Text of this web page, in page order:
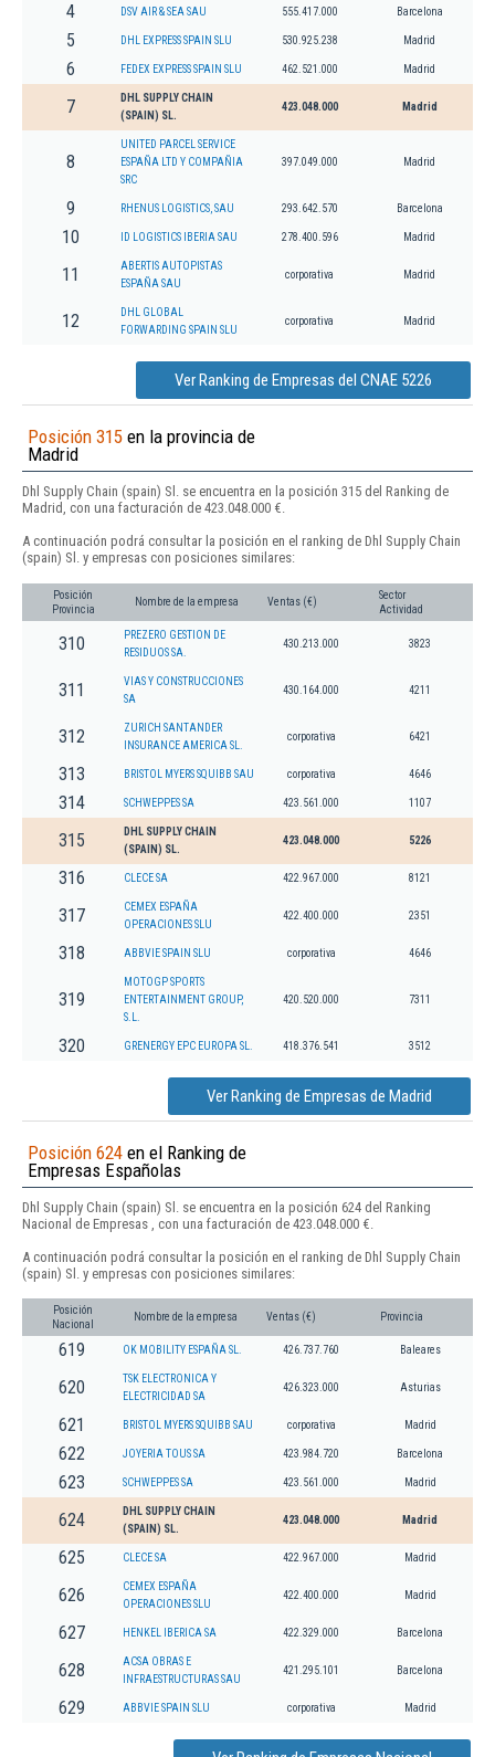
4 DSV AIR & SEA SAU 555.417.000 Barcelona
5 DHL EXPRESS SPAIN SLU 530.925.238 Madrid
6 FEDEX EXPRESS SPAIN SLU 462.521.000 Madrid
7
DHL SUPPLY CHAIN
(SPAIN) SL.
423.048.000 Madrid
8
UNITED PARCEL SERVICE
ESPAÑA LTD Y COMPAÑIA
SRC
397.049.000 Madrid
9 RHENUS LOGISTICS, SAU 293.642.570 Barcelona
10 ID LOGISTICS IBERIA SAU 278.400.596 Madrid
11
ABERTIS AUTOPISTAS
ESPAÑA SAU
corporativa Madrid
12
DHL GLOBAL
FORWARDING SPAIN SLU
corporativa Madrid
Ver Ranking de Empresas del CNAE 5226
Posición 315 en la provincia de
Madrid
Dhl Supply Chain (spain) Sl. se encuentra en la posición 315 del Ranking de
Madrid, con una facturación de 423.048.000 €.
A continuación podrá consultar la posición en el ranking de Dhl Supply Chain
(spain) Sl. y empresas con posiciones similares:
Posición
Provincia
Nombre de la empresa Ventas (€)
Sector
Actividad
310
PREZERO GESTION DE
RESIDUOS SA.
430.213.000 3823
311
VIAS Y CONSTRUCCIONES
SA
430.164.000 4211
312
ZURICH SANTANDER
INSURANCE AMERICA SL.
corporativa 6421
313 BRISTOL MYERS SQUIBB SAU corporativa 4646
314 SCHWEPPES SA 423.561.000 1107
315
DHL SUPPLY CHAIN
(SPAIN) SL.
423.048.000 5226
316 CLECE SA 422.967.000 8121
317
CEMEX ESPAÑA
OPERACIONES SLU
422.400.000 2351
318 ABBVIE SPAIN SLU corporativa 4646
319
MOTOGP SPORTS
ENTERTAINMENT GROUP,
S.L.
420.520.000 7311
320 GRENERGY EPC EUROPA SL. 418.376.541 3512
Ver Ranking de Empresas de Madrid
Posición 624 en el Ranking de
Empresas Españolas
Dhl Supply Chain (spain) Sl. se encuentra en la posición 624 del Ranking
Nacional de Empresas , con una facturación de 423.048.000 €.
A continuación podrá consultar la posición en el ranking de Dhl Supply Chain
(spain) Sl. y empresas con posiciones similares:
Posición
Nacional
Nombre de la empresa Ventas (€) Provincia
619 OK MOBILITY ESPAÑA SL. 426.737.760 Baleares
620
TSK ELECTRONICA Y
ELECTRICIDAD SA
426.323.000 Asturias
621 BRISTOL MYERS SQUIBB SAU corporativa Madrid
622 JOYERIA TOUS SA 423.984.720 Barcelona
623 SCHWEPPES SA 423.561.000 Madrid
624
DHL SUPPLY CHAIN
(SPAIN) SL.
423.048.000 Madrid
625 CLECE SA 422.967.000 Madrid
626
CEMEX ESPAÑA
OPERACIONES SLU
422.400.000 Madrid
627 HENKEL IBERICA SA 422.329.000 Barcelona
628
ACSA OBRAS E
INFRAESTRUCTURAS SAU
421.295.101 Barcelona
629 ABBVIE SPAIN SLU corporativa Madrid